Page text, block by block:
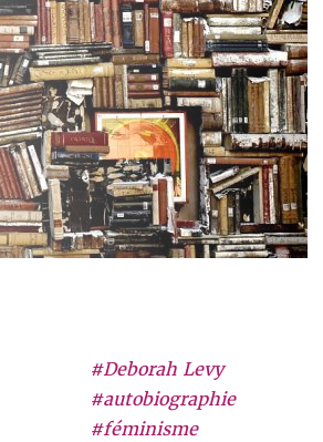
#Deborah Levy
#autobiographie
#féminisme